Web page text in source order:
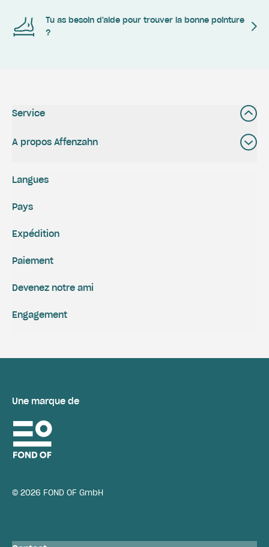
Tu as besoin d'aide pour trouver la bonne pointure
?
Service
A propos Affenzahn
Expédition
Paiement
Engagement
Devenez notre ami
Langues
Pays
Une marque de
© 2026 FOND OF GmbH